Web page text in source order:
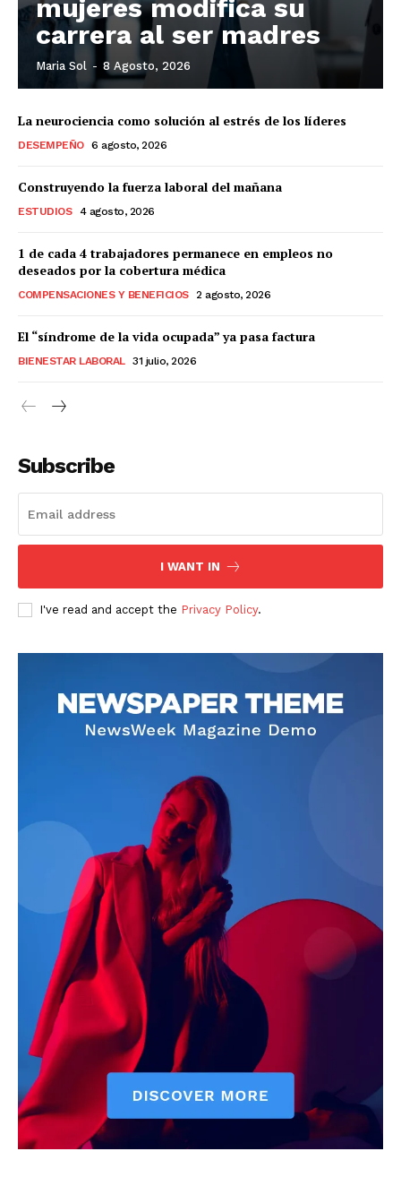
mujeres modifica su
carrera al ser madres
Maria Sol - 8 Agosto, 2026
La neurociencia como solución al estrés de los líderes
DESEMPEÑO 6 agosto, 2026
Construyendo la fuerza laboral del mañana
ESTUDIOS 4 agosto, 2026
1 de cada 4 trabajadores permanece en empleos no
deseados por la cobertura médica
COMPENSACIONES Y BENEFICIOS 2 agosto, 2026
El “síndrome de la vida ocupada” ya pasa factura
BIENESTAR LABORAL 31 julio, 2026
Subscribe
I WANT IN
I've read and accept the Privacy Policy.